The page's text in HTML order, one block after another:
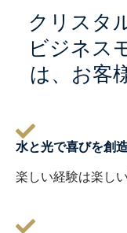
クリスタ
ビジネス
は、お客
水と光で喜びを創
楽しい経験は楽し